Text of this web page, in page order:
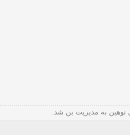
توهین به مدیریت بن شد.